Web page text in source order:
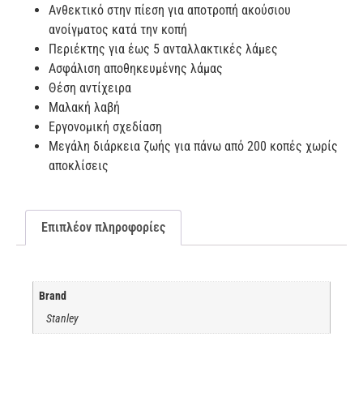
Ανθεκτικό στην πίεση για αποτροπή ακούσιου
ανοίγματος κατά την κοπή
Περιέκτης για έως 5 ανταλλακτικές λάμες
Ασφάλιση αποθηκευμένης λάμας
Θέση αντίχειρα
Μαλακή λαβή
Εργονομική σχεδίαση
Μεγάλη διάρκεια ζωής για πάνω από 200 κοπές χωρίς
αποκλίσεις
Επιπλέον πληροφορίες
Brand
Stanley